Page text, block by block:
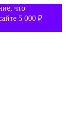
что
5 000 ₽